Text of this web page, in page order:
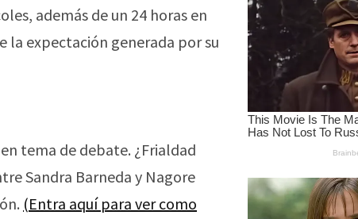
además de un 24 horas en
la expectación generada por su
tema de debate. ¿Frialdad
Sandra Barneda y Nagore
(Entra aquí para ver como